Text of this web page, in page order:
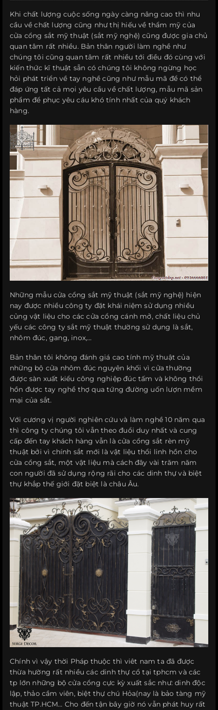
Khi chất lượng cuộc sống ngày càng nâng cao thì nhu
cầu về chất lượng cũng như thị hiếu về thẩm mỹ của
cửa cổng sắt mỹ thuật (sắt mỹ nghệ) cũng được gia chủ
quan tâm rất nhiều. Bản thân người làm nghề như
chúng tôi cũng quan tâm rất nhiều tới điều đó cùng với
kiến thức kĩ thuật sẵn có chúng tôi không ngừng học
hỏi phát triển về tay nghề cũng như mẫu mã để có thể
đáp ứng tất cả mọi yêu cầu về chất lượng, mẫu mã sản
phẩm để phục yêu cáu khó tính nhất của quý khách
hàng.
Những mẫu cửa cổng sắt mỹ thuật (sắt mỹ nghệ) hiện
nay được nhiều công ty đặt khái niệm sử dụng nhiều
củng vật liệu cho các cửa cổng cánh mở, chất liệu chủ
yếu các công ty sắt mỹ thuật thường sử dụng là sắt,
nhôm đúc, gang, inox,…
Bản thân tôi không đánh giá cao tính mỹ thuật của
những bộ cửa nhôm đúc nguyên khối vì cửa thường
được sàn xuất kiểu công nghiệp đúc tấm và không thổi
hồn được tay nghề thợ qua tứng đường uốn lượn mềm
mại của sắt.
Với cương vị người nghiên cứu và làm nghề 10 năm qua
thì công ty chúng tôi vẫn theo đuổi duy nhất và cung
cấp đến tay khách hàng vẫn là cửa cổng sắt rèn mỹ
thuật bởi vì chính sắt mới là vật liệu thổi linh hồn cho
cửa cổng sắt, một vật liệu mà cách đây vài trăm năm
con người đã sử dụng rộng rãi cho các dinh thự và biệt
thự khắp thế giới đặt biệt là châu Âu.
Chính vì vậy thời Pháp thuộc thì viêt nam ta đã được
thừa hường rất nhiều các dinh thự cổ tại tphcm và các
tp lớn những bộ cửa cổng cực kỳ xuất sắc như: dinh độc
lập, thảo cầm viên, biệt thự chú Hỏa(nay là bảo tàng mỹ
thuật TP.HCM… Cho đến tận bây giờ nó vẫn phát huy rất